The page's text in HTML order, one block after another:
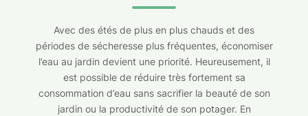
Avec des étés de plus en plus chauds et des
périodes de sécheresse plus fréquentes, économiser
l’eau au jardin devient une priorité. Heureusement, il
est possible de réduire très fortement sa
consommation d’eau sans sacrifier la beauté de son
jardin ou la productivité de son potager. En